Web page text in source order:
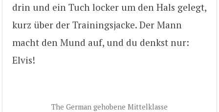
drin und ein Tuch locker um den Hals gelegt,
kurz über der Trainingsjacke. Der Mann
macht den Mund auf, und du denkst nur:
Elvis!
The German gehobene Mittelklasse